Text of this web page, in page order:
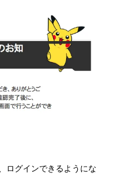
ログインできるようにな